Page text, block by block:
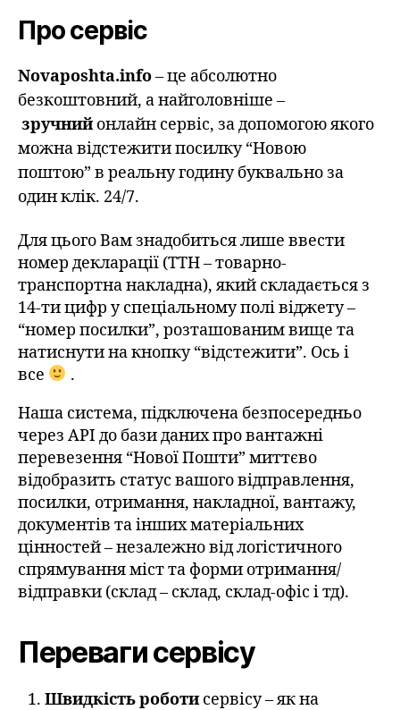
Про сервіс
Novaposhta.info– це абсолютно
безкоштовний, а найголовніше –
зручнийонлайн сервіс, за допомогою якого
можна відстежити посилку “Новою
поштою” в реальну годину буквально за
один клік. 24/7.
Для цього Вам знадобиться лише ввести
номер декларації (ТТН – товарно-
транспортна накладна), який складається з
14-ти цифр у спеціальному полі віджету –
“номер посилки”, розташованим вище та
натиснути на кнопку “відстежити”. Ось і
все
.
Наша система, підключена безпосередньо
через API до бази даних про вантажні
перевезення “Нової Пошти” миттєво
відобразить статус вашого відправлення,
посилки, отримання, накладної, вантажу,
документів та інших матеріальних
цінностей – незалежно від логістичного
спрямування міст та форми отримання/
відправки (склад – склад, склад-офіс і тд).
Переваги сервісу
Швидкість роботисервісу – як на